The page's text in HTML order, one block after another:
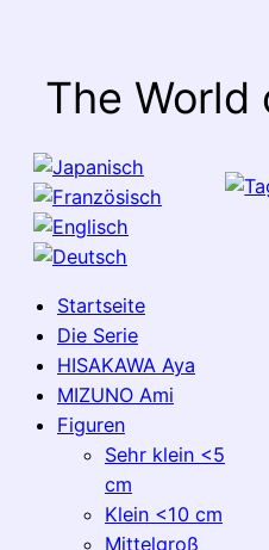
The World
Startseite
Die Serie
HISAKAWA Aya
MIZUNO Ami
Figuren
Sehr klein <5
cm
Klein <10 cm
Mittelgroß